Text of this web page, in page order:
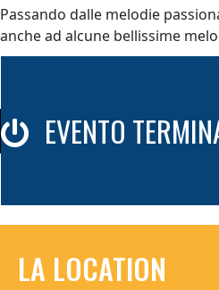
Passando dalle melodie
anche ad alcune bellissime
EVENTO
LA LOCATION